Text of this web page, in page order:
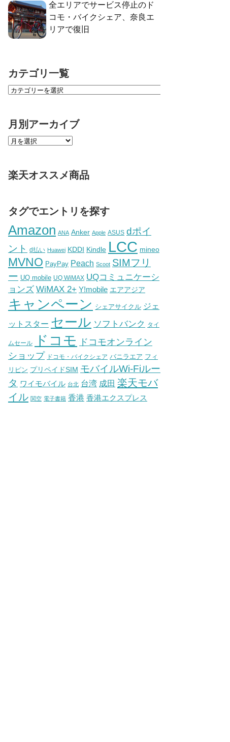
全エリアでサービス停止のド
コモ・バイクシェア、奈良エ
リアで復旧
カテゴリ一覧
月別アーカイブ
楽天オススメ商品
タグでエントリを探す
Amazon ANA Anker Apple ASUS dポイ
ント
d払い Huawei KDDI Kindle LCC mineo
MVNO PayPay Peach Scoot SIMフリ
ー UQ mobile UQ WiMAX UQコミュニケーシ
ョンズ WiMAX 2+ Y!mobile エアアジア
キャンペーン シェアサイクル ジェ
ットスター セール ソフトバンク タイ
ムセール ドコモ
ドコモオンライン
ショップ ドコモ・バイクシェア バニラエア フィ
リピン プリペイドSIM モバイルWi-Fiルー
タ ワイモバイル 台北 台湾 成田 楽天モバ
イル 関空 電子書籍 香港 香港エクスプレス